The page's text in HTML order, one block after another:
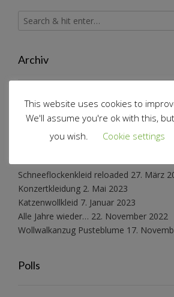
Archiv
Archiv
Schnabelinas Welt
Schneeflockenkleid reloaded 27. März
Konzertkleidung 2. Mai 2023
Katzenwollkleid 7. Januar 2023
Alle Jahre wieder… 22. November 2022
Wollwalkanzug Pusteblume 17.
Polls
This website uses cookies to
We'll assume you're ok with this,
you wish.
Cookie settings